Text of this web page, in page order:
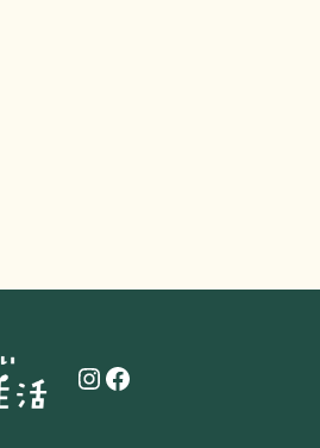
Instagram Facebook